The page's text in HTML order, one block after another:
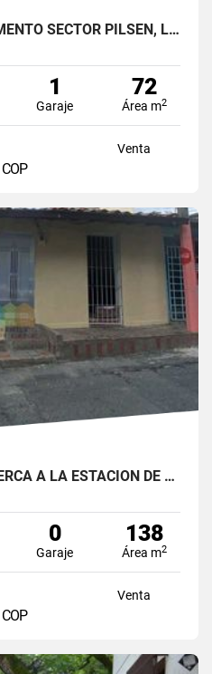
[BV] EN VENTA APARTAMENTO SECTOR PILSEN, LA ESTRELLA, ANTIOQUIA
1
Garaje
72
Área m2
Venta
COP
SE VENDE CASA LOTE CERCA A LA ESTACION DE SAN JAVIER
0
Garaje
138
Área m2
Venta
COP